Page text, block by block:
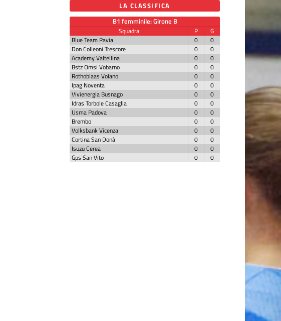
LA CLASSIFICA
B1 femminile: Girone B
Squadra P
G
Blue Team Pavia
0
0
Don Colleoni Trescore
0
0
Academy Valtellina
0
0
Bstz Omsi Vobarno
0
0
Rothoblaas Volano
0
0
Ipag Noventa
0
0
Vivienergia Busnago
0
0
Idras Torbole Casaglia
0
0
Usma Padova
0
0
Brembo
0
0
Volksbank Vicenza
0
0
Cortina San Donà
0
0
Isuzu Cerea
0
0
Gps San Vito
0 0